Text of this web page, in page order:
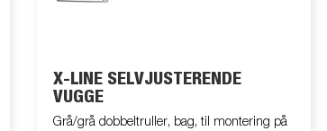
X-LINE SELVJUSTERENDE
VUGGE
Grå/grå dobbeltruller, bag, til montering på